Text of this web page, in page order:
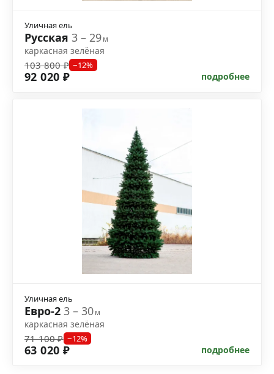
Уличная ель
Русская 3 – 29м
каркасная зелёная
103 800 ₽ −12%
92 020 ₽ подробнее
Уличная ель
Евро-2 3 – 30м
каркасная зелёная
71 100 ₽ −12%
63 020 ₽ подробнее